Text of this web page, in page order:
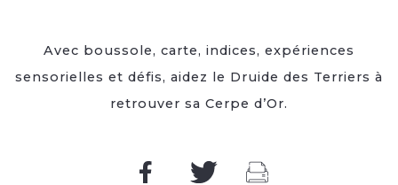
Avec boussole, carte, indices, expériences
sensorielles et défis, aidez le Druide des Terriers à
retrouver sa Cerpe d’Or.